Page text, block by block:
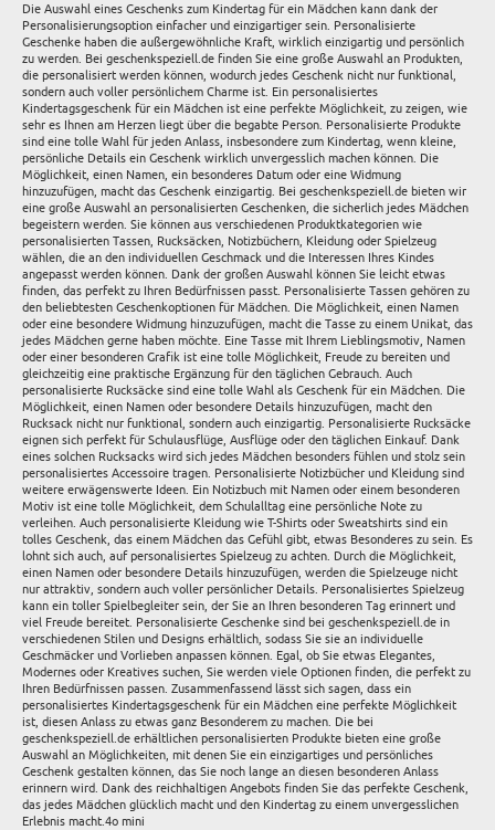
Die Auswahl eines Geschenks zum Kindertag für ein Mädchen kann dank der
Personalisierungsoption einfacher und einzigartiger sein. Personalisierte
Geschenke haben die außergewöhnliche Kraft, wirklich einzigartig und persönlich
zu werden. Bei geschenkspeziell.de finden Sie eine große Auswahl an Produkten,
die personalisiert werden können, wodurch jedes Geschenk nicht nur funktional,
sondern auch voller persönlichem Charme ist. Ein personalisiertes
Kindertagsgeschenk für ein Mädchen ist eine perfekte Möglichkeit, zu zeigen, wie
sehr es Ihnen am Herzen liegt über die begabte Person. Personalisierte Produkte
sind eine tolle Wahl für jeden Anlass, insbesondere zum Kindertag, wenn kleine,
persönliche Details ein Geschenk wirklich unvergesslich machen können. Die
Möglichkeit, einen Namen, ein besonderes Datum oder eine Widmung
hinzuzufügen, macht das Geschenk einzigartig. Bei geschenkspeziell.de bieten wir
eine große Auswahl an personalisierten Geschenken, die sicherlich jedes Mädchen
begeistern werden. Sie können aus verschiedenen Produktkategorien wie
personalisierten Tassen, Rucksäcken, Notizbüchern, Kleidung oder Spielzeug
wählen, die an den individuellen Geschmack und die Interessen Ihres Kindes
angepasst werden können. Dank der großen Auswahl können Sie leicht etwas
finden, das perfekt zu Ihren Bedürfnissen passt. Personalisierte Tassen gehören zu
den beliebtesten Geschenkoptionen für Mädchen. Die Möglichkeit, einen Namen
oder eine besondere Widmung hinzuzufügen, macht die Tasse zu einem Unikat, das
jedes Mädchen gerne haben möchte. Eine Tasse mit Ihrem Lieblingsmotiv, Namen
oder einer besonderen Grafik ist eine tolle Möglichkeit, Freude zu bereiten und
gleichzeitig eine praktische Ergänzung für den täglichen Gebrauch. Auch
personalisierte Rucksäcke sind eine tolle Wahl als Geschenk für ein Mädchen. Die
Möglichkeit, einen Namen oder besondere Details hinzuzufügen, macht den
Rucksack nicht nur funktional, sondern auch einzigartig. Personalisierte Rucksäcke
eignen sich perfekt für Schulausflüge, Ausflüge oder den täglichen Einkauf. Dank
eines solchen Rucksacks wird sich jedes Mädchen besonders fühlen und stolz sein
personalisiertes Accessoire tragen. Personalisierte Notizbücher und Kleidung sind
weitere erwägenswerte Ideen. Ein Notizbuch mit Namen oder einem besonderen
Motiv ist eine tolle Möglichkeit, dem Schulalltag eine persönliche Note zu
verleihen. Auch personalisierte Kleidung wie T-Shirts oder Sweatshirts sind ein
tolles Geschenk, das einem Mädchen das Gefühl gibt, etwas Besonderes zu sein. Es
lohnt sich auch, auf personalisiertes Spielzeug zu achten. Durch die Möglichkeit,
einen Namen oder besondere Details hinzuzufügen, werden die Spielzeuge nicht
nur attraktiv, sondern auch voller persönlicher Details. Personalisiertes Spielzeug
kann ein toller Spielbegleiter sein, der Sie an Ihren besonderen Tag erinnert und
viel Freude bereitet. Personalisierte Geschenke sind bei geschenkspeziell.de in
verschiedenen Stilen und Designs erhältlich, sodass Sie sie an individuelle
Geschmäcker und Vorlieben anpassen können. Egal, ob Sie etwas Elegantes,
Modernes oder Kreatives suchen, Sie werden viele Optionen finden, die perfekt zu
Ihren Bedürfnissen passen. Zusammenfassend lässt sich sagen, dass ein
personalisiertes Kindertagsgeschenk für ein Mädchen eine perfekte Möglichkeit
ist, diesen Anlass zu etwas ganz Besonderem zu machen. Die bei
geschenkspeziell.de erhältlichen personalisierten Produkte bieten eine große
Auswahl an Möglichkeiten, mit denen Sie ein einzigartiges und persönliches
Geschenk gestalten können, das Sie noch lange an diesen besonderen Anlass
erinnern wird. Dank des reichhaltigen Angebots finden Sie das perfekte Geschenk,
das jedes Mädchen glücklich macht und den Kindertag zu einem unvergesslichen
Erlebnis macht.4o mini